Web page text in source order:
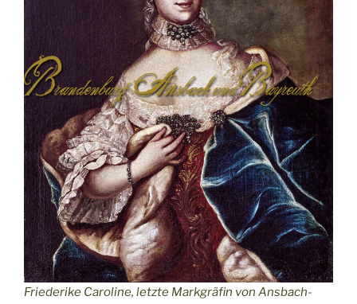
Friederike Caroline, letzte Markgräfin von Ansbach-